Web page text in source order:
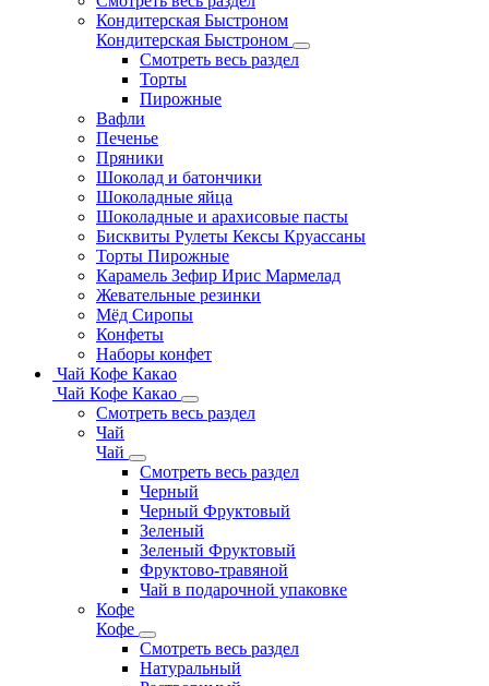
Кондитерская Быстроном
Кондитерская Быстроном
Смотреть весь раздел
Торты
Пирожные
Вафли
Печенье
Пряники
Шоколад и батончики
Шоколадные яйца
Шоколадные и арахисовые пасты
Бисквиты Рулеты Кексы Круассаны
Торты Пирожные
Карамель Зефир Ирис Мармелад
Жевательные резинки
Мёд Сиропы
Конфеты
Наборы конфет
Чай Кофе Какао
Чай Кофе Какао
Смотреть весь раздел
Чай
Чай
Смотреть весь раздел
Черный
Черный Фруктовый
Зеленый
Зеленый Фруктовый
Фруктово-травяной
Чай в подарочной упаковке
Кофе
Кофе
Смотреть весь раздел
Натуральный